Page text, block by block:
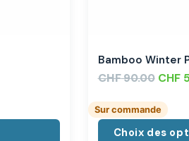
Bamboo Winter
CHF90.00 CHF
Sur commande
Choix des